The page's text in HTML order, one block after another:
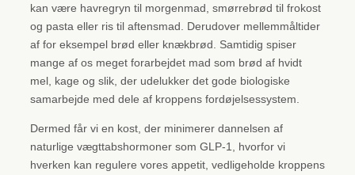
kan være havregryn til morgenmad, smørrebrød til frokost
og pasta eller ris til aftensmad. Derudover mellemmåltider
af for eksempel brød eller knækbrød. Samtidig spiser
mange af os meget forarbejdet mad som brød af hvidt
mel, kage og slik, der udelukker det gode biologiske
samarbejde med dele af kroppens fordøjelsessystem.
Dermed får vi en kost, der minimerer dannelsen af
naturlige vægttabshormoner som GLP-1, hvorfor vi
hverken kan regulere vores appetit, vedligeholde kroppens